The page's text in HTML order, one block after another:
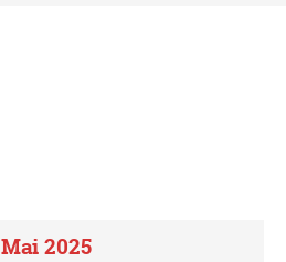
2025